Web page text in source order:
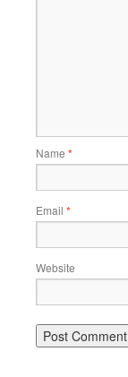
Name *
Email *
Website